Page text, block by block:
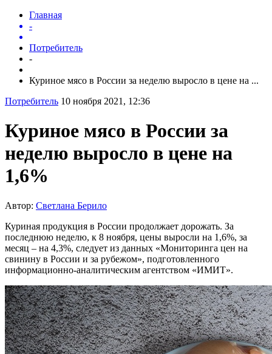
Главная
-
Потребитель
-
Куриное мясо в России за неделю выросло в цене на ...
Потребитель 10 ноября 2021, 12:36
Куриное мясо в России за
неделю выросло в цене на
1,6%
Автор: Светлана Берило
Куриная продукция в России продолжает дорожать. За
последнюю неделю, к 8 ноября, цены выросли на 1,6%, за
месяц – на 4,3%, следует из данных «Мониторинга цен на
свинину в России и за рубежом», подготовленного
информационно-аналитическим агентством «ИМИТ».